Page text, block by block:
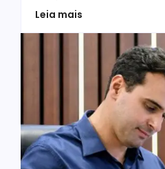
Leia mais